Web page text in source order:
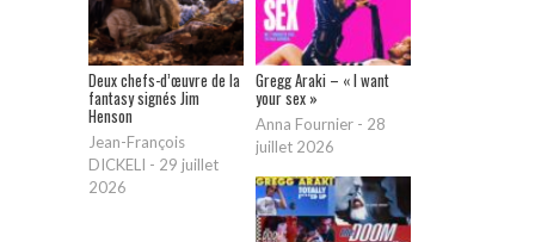
Deux chefs-d’œuvre de la
fantasy signés Jim
Henson
Jean-François
DICKELI - 29 juillet
2026
Gregg Araki – « I want
your sex »
Anna Fournier - 28
juillet 2026